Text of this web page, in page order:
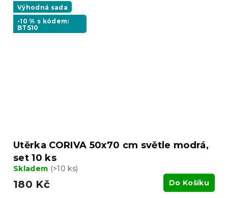
Výhodná sada
-10 % s kódem:
BTS10
Utěrka CORIVA 50x70 cm světle modrá,
set 10 ks
Skladem (>10 ks)
180 Kč Do Košíku